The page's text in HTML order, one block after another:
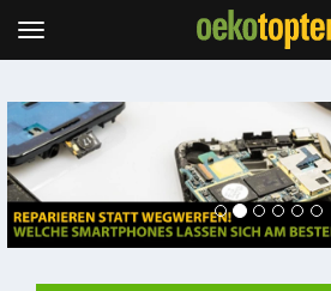
Topten
Menu